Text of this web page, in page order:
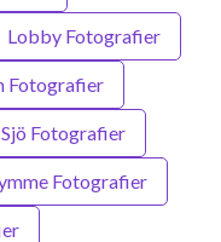
Lobby Fotografier
Fotografier
Sjö Fotografier
Fotografier